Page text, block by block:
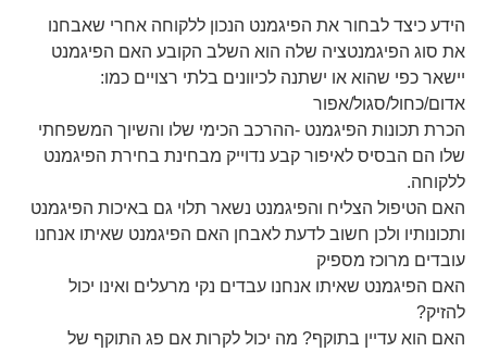
הידע כיצד לבחור את הפיגמנט הנכון ללקוחה אחרי שאבחנו
את סוג הפיגמנטציה שלה הוא השלב הקובע האם הפיגמנט
יישאר כפי שהוא או ישתנה לכיוונים בלתי רצויים כמו:
אדום/כחול/סגול/אפור
הכרת תכונות הפיגמנט -ההרכב הכימי שלו והשיוך המשפחתי
שלו הם הבסיס לאיפור קבע נדוייק מבחינת בחירת הפיגמנט
ללקוחה.
האם הטיפול הצליח והפיגמנט נשאר תלוי גם באיכות הפיגמנט
ותכונותיו ולכן חשוב לדעת לאבחן האם הפיגמנט שאיתו אנחנו
עובדים מרוכז מספיק
האם הפיגמנט שאיתו אנחנו עבדים נקי מרעלים ואינו יכול
להזיק?
האם הוא עדיין בתוקף? מה יכול לקרות אם פג התוקף של